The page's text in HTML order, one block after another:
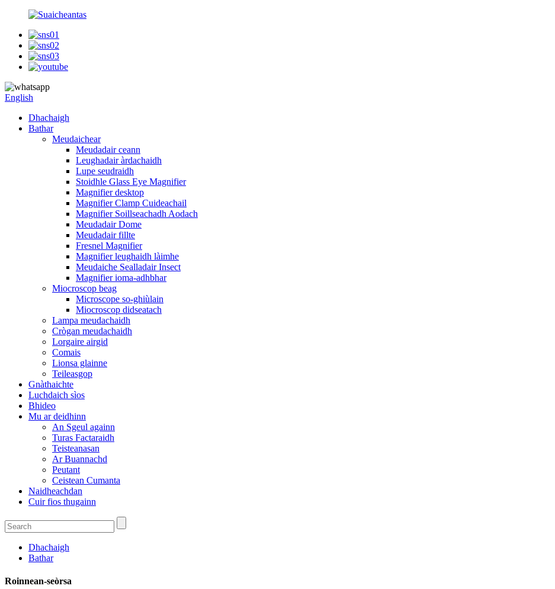
English
Dhachaigh
Bathar
Meudaichear
Meudadair ceann
Leughadair àrdachaidh
Lupe seudraidh
Stoidhle Glass Eye Magnifier
Magnifier desktop
Magnifier Clamp Cuideachail
Magnifier Soillseachadh Aodach
Meudadair Dome
Meudadair fillte
Fresnel Magnifier
Magnifier leughaidh làimhe
Meudaiche Sealladair Insect
Magnifier ioma-adhbhar
Miocroscop beag
Microscope so-ghiùlain
Miocroscop didseatach
Lampa meudachaidh
Crògan meudachaidh
Lorgaire airgid
Comais
Lionsa glainne
Teileasgop
Gnàthaichte
Luchdaich sìos
Bhideo
Mu ar deidhinn
An Sgeul againn
Turas Factaraidh
Teisteanasan
Ar Buannachd
Peutant
Ceistean Cumanta
Naidheachdan
Cuir fios thugainn
Dhachaigh
Bathar
Roinnean-seòrsa